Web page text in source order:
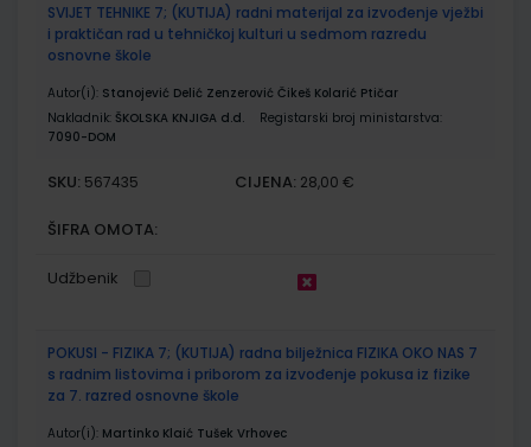
SVIJET TEHNIKE 7; (KUTIJA) radni materijal za izvođenje vježbi
i praktičan rad u tehničkoj kulturi u sedmom razredu
osnovne škole
Autor(i): Stanojević Delić Zenzerović Čikeš Kolarić Ptičar
Nakladnik: ŠKOLSKA KNJIGA d.d.
Registarski broj ministarstva:
7090-DOM
SKU: 567435 CIJENA: 28,00 €
ŠIFRA OMOTA:
Udžbenik
POKUSI - FIZIKA 7; (KUTIJA) radna bilježnica FIZIKA OKO NAS 7
s radnim listovima i priborom za izvođenje pokusa iz fizike
za 7. razred osnovne škole
Autor(i): Martinko Klaić Tušek Vrhovec